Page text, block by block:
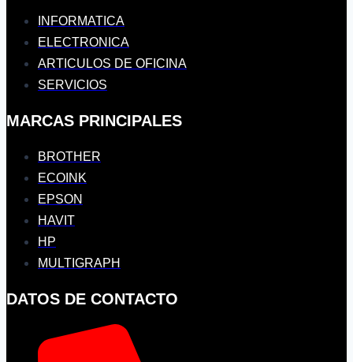
INFORMATICA
ELECTRONICA
ARTICULOS DE OFICINA
SERVICIOS
MARCAS PRINCIPALES
BROTHER
ECOINK
EPSON
HAVIT
HP
MULTIGRAPH
DATOS DE CONTACTO